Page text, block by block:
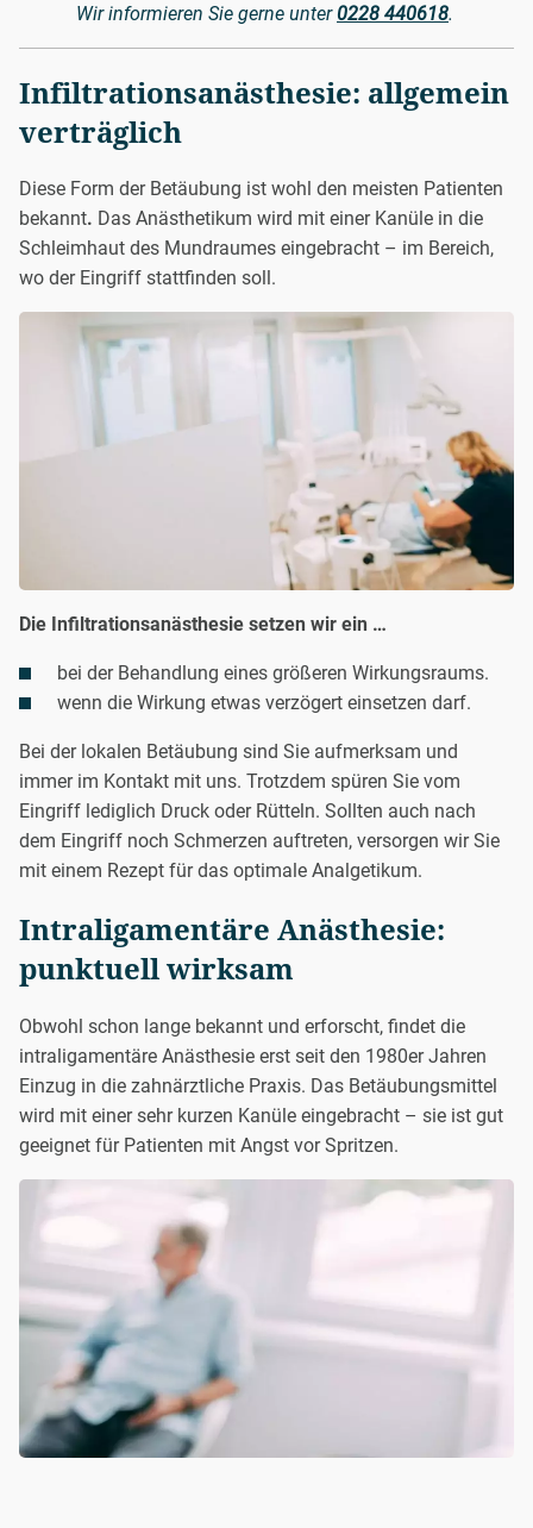
Wir informieren Sie gerne unter0228 440618.
Infiltrationsanästhesie: allgemein
verträglich
Diese Form der Betäubung ist wohl den meisten Patienten
bekannt. Das Anästhetikum wird mit einer Kanüle in die
Schleimhaut des Mundraumes eingebracht – im Bereich,
wo der Eingriff stattfinden soll.
Die Infiltrationsanästhesie setzen wir ein …
bei der Behandlung eines größeren Wirkungsraums.
wenn die Wirkung etwas verzögert einsetzen darf.
Bei der lokalen Betäubung sind Sie aufmerksam und
immer im Kontakt mit uns. Trotzdem spüren Sie vom
Eingriff lediglich Druck oder Rütteln. Sollten auch nach
dem Eingriff noch Schmerzen auftreten, versorgen wir Sie
mit einem Rezept für das optimale Analgetikum.
Intraligamentäre Anästhesie:
punktuell wirksam
Obwohl schon lange bekannt und erforscht, findet die
intraligamentäre Anästhesie erst seit den 1980er Jahren
Einzug in die zahnärztliche Praxis. Das Betäubungsmittel
wird mit einer sehr kurzen Kanüle eingebracht – sie ist gut
geeignet für Patienten mit Angst vor Spritzen.